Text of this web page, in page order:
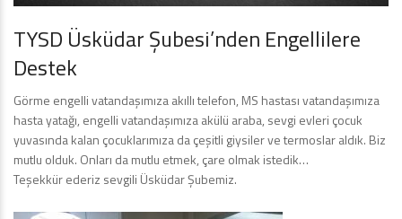
TYSD Üsküdar Şubesi’nden Engellilere
Destek
Görme engelli vatandaşımıza akıllı telefon, MS hastası vatandaşımıza
hasta yatağı, engelli vatandaşımıza akülü araba, sevgi evleri çocuk
yuvasında kalan çocuklarımıza da çeşitli giysiler ve termoslar aldık. Biz
mutlu olduk. Onları da mutlu etmek, çare olmak istedik…
Teşekkür ederiz sevgili Üsküdar Şubemiz.